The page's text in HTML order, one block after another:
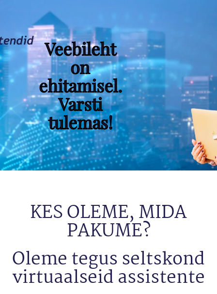
Veebileht
on
ehitamisel.
Varsti
tulemas!
KES OLEME, MIDA
PAKUME?
Oleme tegus seltskond
virtuaalseid assistente